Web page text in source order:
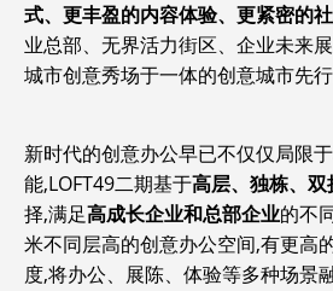
式、更丰盈的内容体验、更紧密的
业总部、无界活力街区、企业未来
城市创意秀场于一体的创意城市先行
新时代的创意办公早已不仅仅局限
能,LOFT49二期基于高层、独栋、双
择,满足高成长企业和总部企业的不
米不同层高的创意办公空间,有更高
度,将办公、展陈、体验等多种场景